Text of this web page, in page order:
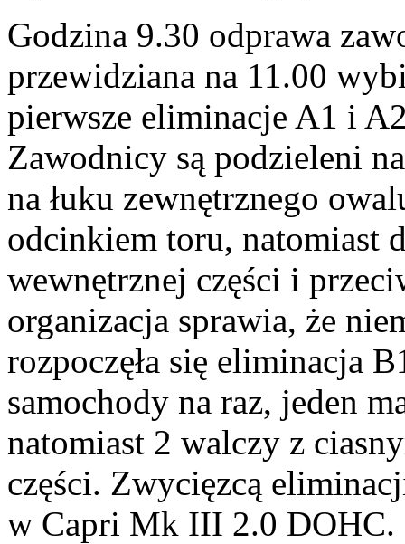
Godzina 9.30 odprawa
przewidziana na 11.00
pierwsze eliminacje A1 i
Zawodnicy są podzieleni
na łuku zewnętrznego
odcinkiem toru, natomiast
wewnętrznej części i
organizacja sprawia, że
rozpoczęła się eliminacja
samochody na raz, jeden
natomiast 2 walczy z
części. Zwycięzcą
w Capri Mk III 2.0 DOHC.